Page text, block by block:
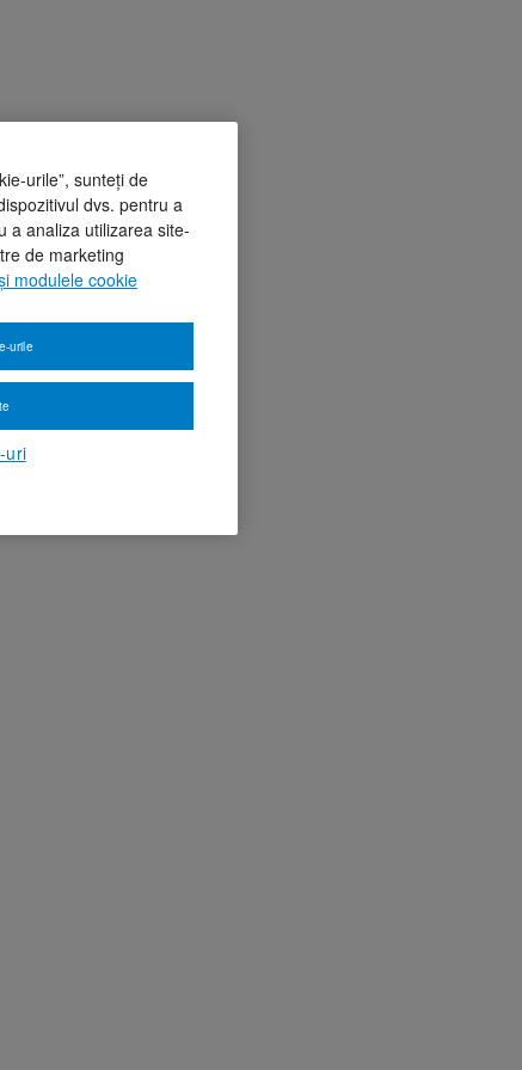
urile”, sunteți de
dvs. pentru a
a analiza utilizarea site-
de marketing
modulele cookie
uri
urile